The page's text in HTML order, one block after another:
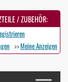
/ ZUBEHÖR:
>>Meine Anzeigen